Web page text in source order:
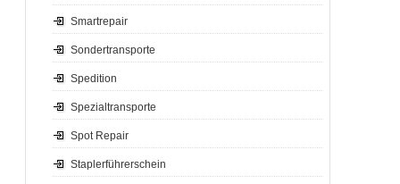
Smartrepair
Sondertransporte
Spedition
Spezialtransporte
Spot Repair
Staplerführerschein